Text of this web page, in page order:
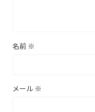
名前 ※
メール ※